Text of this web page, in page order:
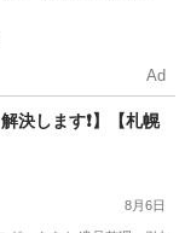
Ad
決します❗️】【札幌
8月6日